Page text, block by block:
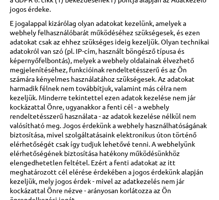
jogos érdeke.
E jogalappal kizárólag olyan adatokat kezelünk, amelyek a
webhely felhasználóbarát működéséhez szükségesek, és ezen
adatokat csak az ehhez szükséges ideig kezeljük. Olyan technikai
adatokról van szó (pl. IP-cím, használt böngésző típusa és
képernyőfelbontás), melyek a webhely oldalainak élvezhető
megjelenítéséhez, funkcióinak rendeltetésszerű és az Ön
számára kényelmes használatához szükségesek. Az adatokat
harmadik félnek nem továbbítjuk, valamint más célra nem
kezeljük. Minderre tekintettel ezen adatok kezelése nem jár
kockázattal Önre, ugyanakkor a fenti cél - a webhely
rendeltetésszerű használata - az adatok kezelése nélkül nem
valósítható meg. Jogos érdekünk a webhely használhatóságának
biztosítása, mivel szolgáltatásaink elektronikus úton történő
elérhetőségét csak így tudjuk lehetővé tenni. A webhelyünk
elérhetőségének biztosítása hatékony működésünkhöz
elengedhetetlen feltétel. Ezért a fenti adatokat az itt
meghatározott cél elérése érdekében a jogos érdekünk alapján
kezeljük, mely jogos érdek - mivel az adatkezelés nem jár
kockázattal Önre nézve - arányosan korlátozza az Ön